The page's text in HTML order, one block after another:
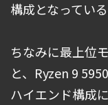
構成となっている
ちなみに最上位
と、Ryzen 9
ハイエンド構成